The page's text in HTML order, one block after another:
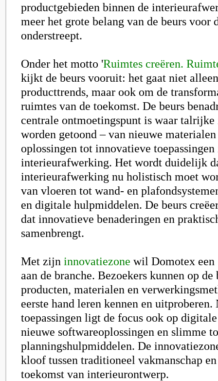
productgebieden binnen de
meer het grote belang van de beurs voor
onderstreept.
Onder het motto 'Ruimtes creëren.
kijkt de beurs vooruit: het gaat niet
producttrends, maar ook om de
ruimtes van de toekomst. De beurs
centrale ontmoetingspunt is waar talrijke
worden getoond – van nieuwe
oplossingen tot innovatieve toepassingen
interieurafwerking. Het wordt duidelijk
interieurafwerking nu holistisch moet
van vloeren tot wand- en
en digitale hulpmiddelen. De beurs
dat innovatieve benaderingen en
samenbrengt.
Met zijn innovatiezone wil Domotex een
aan de branche. Bezoekers kunnen op
producten, materialen en
eerste hand leren kennen en uitproberen.
toepassingen ligt de focus ook op
nieuwe softwareoplossingen en slimme
planningshulpmiddelen. De
kloof tussen traditioneel vakmanschap
toekomst van interieurontwerp.